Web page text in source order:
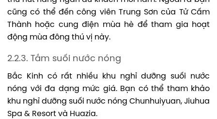
cũng có thể đến công viên Trung Sơn của Tử Cấm
Thành hoặc cung điện mùa hè để tham gia hoạt
động mùa đông thú vị này.
2.2.3. Tắm suối nước nóng
Bắc Kinh có rất nhiều khu nghỉ dưỡng suối nước
nóng với đa dạng mức giá. Bạn có thể tham khảo
khu nghỉ dưỡng suối nước nóng Chunhuiyuan, Jiuhua
Spa & Resort và Huazia.